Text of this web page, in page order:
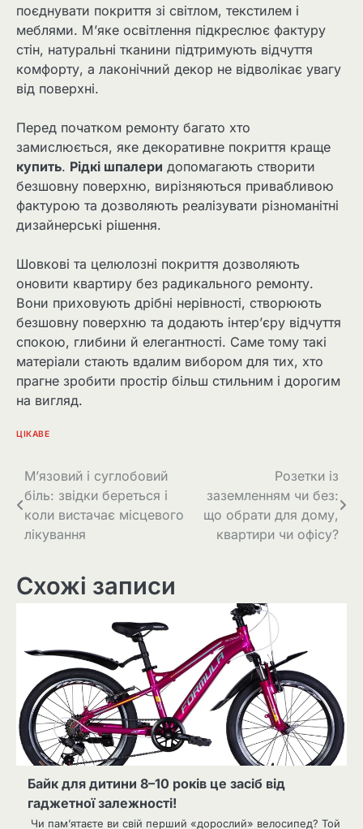
поєднувати покриття зі світлом, текстилем і
меблями. М’яке освітлення підкреслює фактуру
стін, натуральні тканини підтримують відчуття
комфорту, а лаконічний декор не відволікає увагу
від поверхні.
Перед початком ремонту багато хто
замислюється, яке декоративне покриття краще
купить. Рідкі шпалери допомагають створити
безшовну поверхню, вирізняються привабливою
фактурою та дозволяють реалізувати різноманітні
дизайнерські рішення.
Шовкові та целюлозні покриття дозволяють
оновити квартиру без радикального ремонту.
Вони приховують дрібні нерівності, створюють
безшовну поверхню та додають інтер’єру відчуття
спокою, глибини й елегантності. Саме тому такі
матеріали стають вдалим вибором для тих, хто
прагне зробити простір більш стильним і дорогим
на вигляд.
ЦІКАВЕ
Навігація
записів
М’язовий і суглобовий
біль: звідки береться і
коли вистачає місцевого
лікування
Розетки із
заземленням чи без:
що обрати для дому,
квартири чи офісу?
Схожі записи
Байк для дитини 8–10 років це засіб від
гаджетної залежності!
Чи пам’ятаєте ви свій перший «дорослий» велосипед? Той